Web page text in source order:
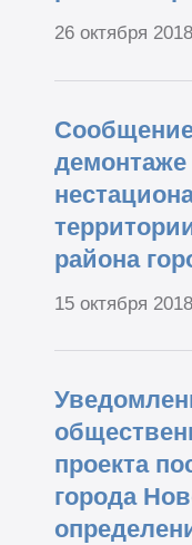
26 октября 2018
района
15 октября 2018
проекта
города